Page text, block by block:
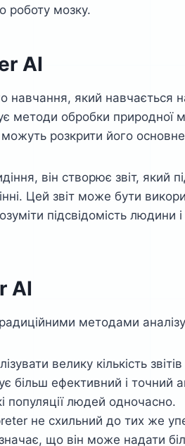
роботу мозку.
AI
який навчається
методи обробки природної
розкрити його
він створює звіт, який
Цей звіт може бути
підсвідомість людини
AI
методами
велику кількість
більш ефективний і точний
популяції людей одночасно.
не схильний до тих же
що він може надати